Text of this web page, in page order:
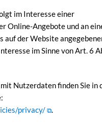
im Interesse einer
Online-Angebote und an
auf der Website
im Sinne von Art. 6
Nutzerdaten finden Sie in
privacy/
.